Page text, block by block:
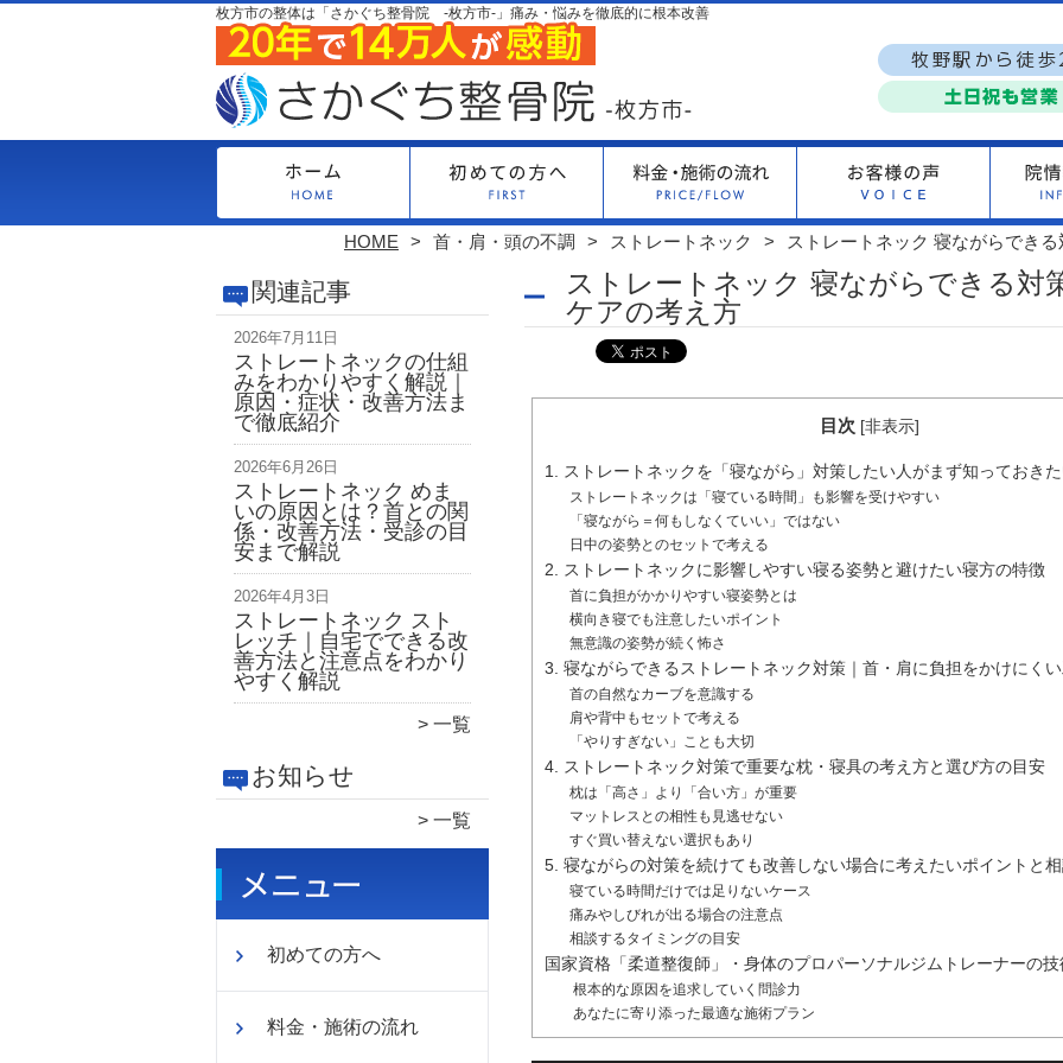
枚方市の整体は「さかぐち整骨院 -枚方市-」痛み・悩みを徹底的に根本改善
HOME 首・肩・頭の不調 ストレートネック ストレートネック 寝ながらでき
関連記事
2026年7月11日
ストレートネックの仕組
みをわかりやすく解説｜
原因・症状・改善方法ま
で徹底紹介
2026年6月26日
ストレートネック めま
いの原因とは？首との関
係・改善方法・受診の目
安まで解説
2026年4月3日
ストレートネック スト
レッチ｜自宅でできる改
善方法と注意点をわかり
やすく解説
一覧
お知らせ
一覧
初めての方へ
料金・施術の流れ
ストレートネック 寝ながらできる対
ケアの考え方
目次 [非表示]
1. ストレートネックを「寝ながら」対策したい人がまず知っておき
ストレートネックは「寝ている時間」も影響を受けやすい
「寝ながら＝何もしなくていい」ではない
日中の姿勢とのセットで考える
2. ストレートネックに影響しやすい寝る姿勢と避けたい寝方の特徴
首に負担がかかりやすい寝姿勢とは
横向き寝でも注意したいポイント
無意識の姿勢が続く怖さ
3. 寝ながらできるストレートネック対策｜首・肩に負担をかけにく
首の自然なカーブを意識する
肩や背中もセットで考える
「やりすぎない」ことも大切
4. ストレートネック対策で重要な枕・寝具の考え方と選び方の目安
枕は「高さ」より「合い方」が重要
マットレスとの相性も見逃せない
すぐ買い替えない選択もあり
5. 寝ながらの対策を続けても改善しない場合に考えたいポイントと
寝ている時間だけでは足りないケース
痛みやしびれが出る場合の注意点
相談するタイミングの目安
国家資格「柔道整復師」・身体のプロパーソナルジムトレーナーの技
根本的な原因を追求していく問診力
あなたに寄り添った最適な施術プラン